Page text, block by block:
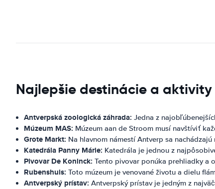
Najlepšie destinácie a
Antverpská zoologická záhrada: Jedna z
Múzeum MAS: Múzeum aan de Stroom musí navštíviť
Grote Markt: Na hlavnom námestí Antverp sa
Katedrála Panny Márie: Katedrála je jednou z
Pivovar De Koninck: Tento pivovar ponúka prehliadky a
Rubenshuis: Toto múzeum je venované životu a dielu
Antverpský prístav: Antverpský prístav je jedným z